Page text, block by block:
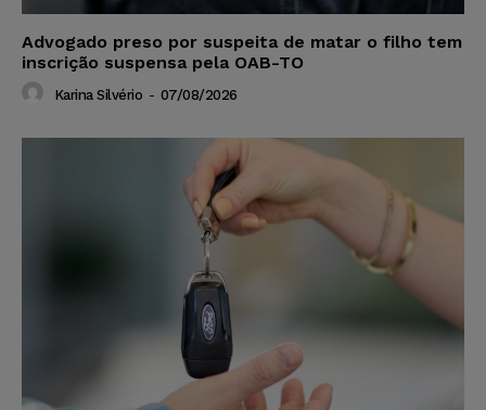
Advogado preso por suspeita de matar o filho tem
inscrição suspensa pela OAB-TO
Karina Silvério - 07/08/2026